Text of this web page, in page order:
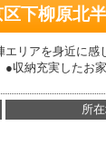
下柳原北
エリアを身近に感
収納充実したお
所